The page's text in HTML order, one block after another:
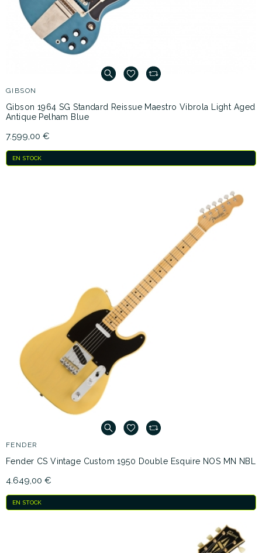
GIBSON
Gibson 1964 SG Standard Reissue Maestro Vibrola Light Aged
Antique Pelham Blue
7.599,00 €
EN STOCK
FENDER
Fender CS Vintage Custom 1950 Double Esquire NOS MN NBL
4.649,00 €
EN STOCK